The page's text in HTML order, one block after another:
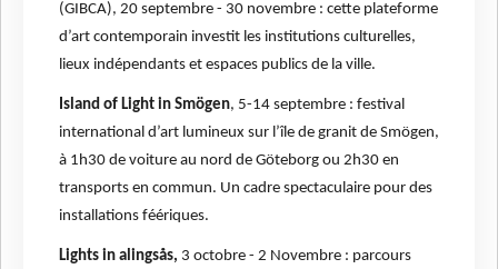
(GIBCA), 20 septembre - 30 novembre : cette plateforme
d’art contemporain investit les institutions culturelles,
lieux indépendants et espaces publics de la ville.
Island of Light in Smögen, 5-14 septembre : festival
international d’art lumineux sur l’île de granit de Smögen,
à 1h30 de voiture au nord de Göteborg ou 2h30 en
transports en commun. Un cadre spectaculaire pour des
installations féériques.
Lights in alingsås, 3 octobre - 2 Novembre : parcours